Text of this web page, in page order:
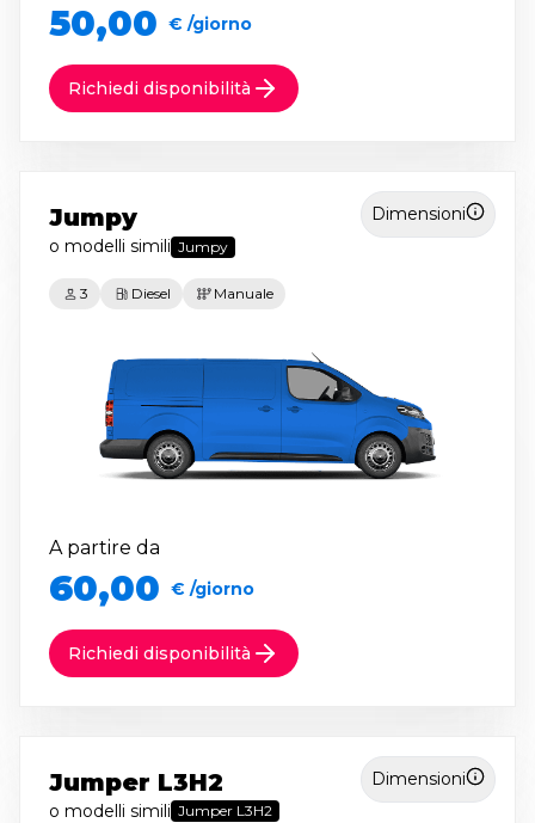
50,00 € /giorno
Richiedi disponibilità
Dimensioni
Jumpy
o modelli simili Jumpy
3 Diesel Manuale
A partire da
60,00 € /giorno
Richiedi disponibilità
Dimensioni
Jumper L3H2
o modelli simili Jumper L3H2